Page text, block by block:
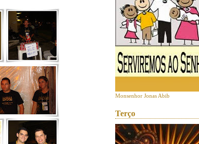
Monsenhor Jonas Abib
Terço